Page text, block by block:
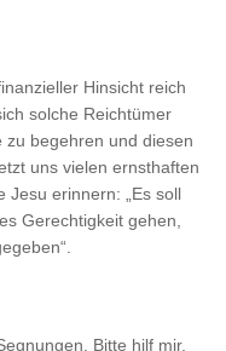
Hinsicht reich
solche Reichtümer
zu begehren und diesen
uns vielen ernsthaften
Jesu erinnern: „Es soll
Gerechtigkeit gehen,
Bitte hilf mir,